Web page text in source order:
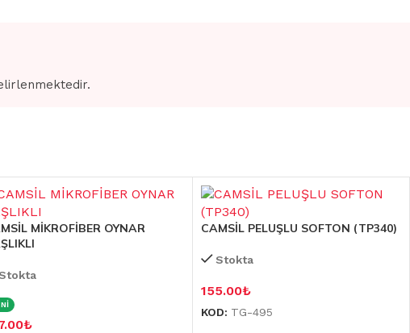
MİKROFİBER OYNAR
₺
CAMSİL PELUŞLU SOFTON (TP340)
Stokta
155.00₺
KOD: TG-495